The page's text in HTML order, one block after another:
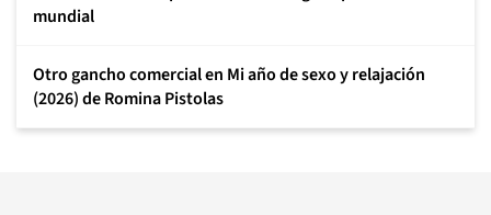
mundial
Otro gancho comercial en Mi año de sexo y relajación
(2026) de Romina Pistolas